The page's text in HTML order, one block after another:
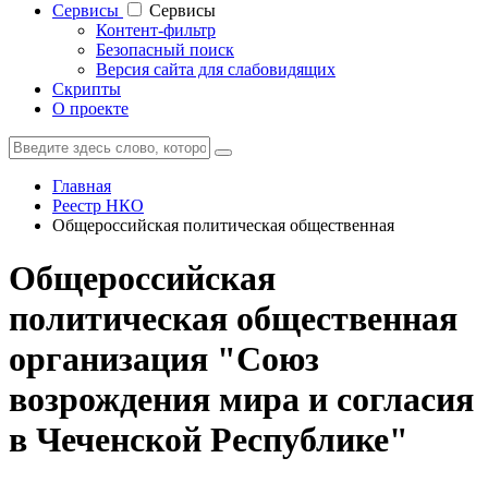
Cервисы
Cервисы
Контент-фильтр
Безопасный поиск
Версия сайта для слабовидящих
Скрипты
О проекте
Главная
Реестр НКО
Общероссийская политическая общественная
Общероссийская
политическая общественная
организация "Союз
возрождения мира и согласия
в Чеченской Республике"